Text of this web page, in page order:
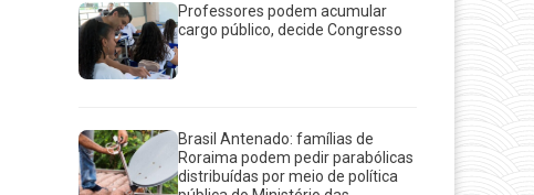
Professores podem acumular
cargo público, decide Congresso
Brasil Antenado: famílias de
Roraima podem pedir parabólicas
distribuídas por meio de política